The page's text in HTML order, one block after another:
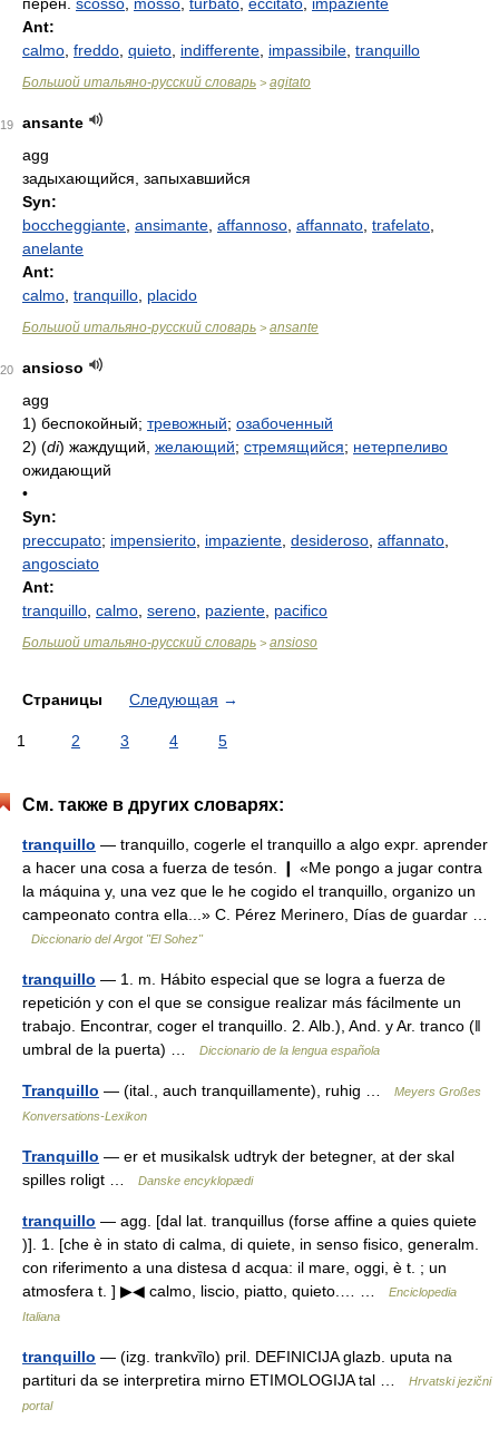
Ant:
calmo freddo quieto indifferente impassibile tranquillo
Большой итальяно-русский словарь > agitato
19
ansante
agg
задыхающийся, запыхавшийся
Syn:
boccheggiante ansimante affannoso affannato trafelato
anelante
Ant:
calmo tranquillo placido
Большой итальяно-русский словарь > ansante
20
ansioso
agg
1) беспокойный; тревожный; озабоченный
2) (di) жаждущий, желающий; стремящийся; нетерпеливо
ожидающий
•
Syn:
preccupato; impensierito impaziente desideroso affannato
angosciato
Ant:
tranquillo calmo sereno paziente pacifico
Большой итальяно-русский словарь > ansioso
Страницы Следующая →
1 2 3 4 5
См. также в других словарях:
tranquillo — tranquillo, cogerle el tranquillo a algo expr. aprender
a hacer una cosa a fuerza de tesón. ❙ «Me pongo a jugar contra
la máquina y, una vez que le he cogido el tranquillo, organizo un
campeonato contra ella...» C. Pérez Merinero, Días de guardar …
Diccionario del Argot "El Sohez"
tranquillo — 1. m. Hábito especial que se logra a fuerza de
repetición y con el que se consigue realizar más fácilmente un
trabajo. Encontrar, coger el tranquillo. 2. Alb.), And. y Ar. tranco (ǁ
umbral de la puerta) …
Diccionario de la lengua española
Tranquillo — (ital., auch tranquillamente), ruhig …
Meyers Großes
Konversations-Lexikon
Tranquillo — er et musikalsk udtryk der betegner, at der skal
spilles roligt …
Danske encyklopædi
tranquillo — agg. [dal lat. tranquillus (forse affine a quies quiete
)]. 1. [che è in stato di calma, di quiete, in senso fisico, generalm.
con riferimento a una distesa d acqua: il mare, oggi, è t. ; un
atmosfera t. ] ▶◀ calmo, liscio, piatto, quieto.… …
Enciclopedia
Italiana
tranquillo — (izg. trankvȉlo) pril. DEFINICIJA glazb. uputa na
partituri da se interpretira mirno ETIMOLOGIJA tal …
Hrvatski jezični
portal